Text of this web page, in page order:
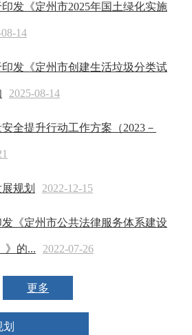
发《定州市2025年国土绿化实施
14
发《定州市创建生活垃圾分类试
2025-08-14
全提升行动工作方案（2023－
规划 2022-12-15
《定州市公共法律服务体系建设
》的... 2022-07-26
更多